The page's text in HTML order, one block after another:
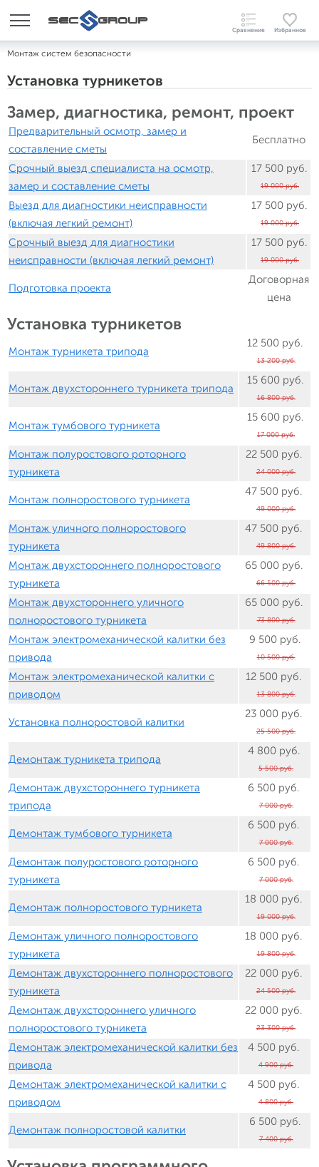
Монтаж систем безопасности
Установка турникетов
Замер, диагностика, ремонт, проект
Предварительный осмотр, замер и
составление сметы
Бесплатно
Срочный выезд специалиста на осмотр,
замер и составление сметы
17 500 руб.
19 000 руб.
Выезд для диагностики неисправности
(включая легкий ремонт)
17 500 руб.
19 000 руб.
Срочный выезд для диагностики
неисправности (включая легкий ремонт)
17 500 руб.
19 000 руб.
Подготовка проекта
Договорная
цена
Установка турникетов
Монтаж турникета трипода
12 500 руб.
13 200 руб.
Монтаж двухстороннего турникета трипода
15 600 руб.
16 800 руб.
Монтаж тумбового турникета
15 600 руб.
17 000 руб.
Монтаж полуростового роторного
турникета
22 500 руб.
24 000 руб.
Монтаж полноростового турникета
47 500 руб.
49 000 руб.
Монтаж уличного полноростового
турникета
47 500 руб.
49 800 руб.
Монтаж двухстороннего полноростового
турникета
65 000 руб.
66 500 руб.
Монтаж двухстороннего уличного
полноростового турникета
65 000 руб.
73 800 руб.
Монтаж электромеханической калитки без
привода
9 500 руб.
10 500 руб.
Монтаж электромеханической калитки с
приводом
12 500 руб.
13 800 руб.
Установка полноростовой калитки
23 000 руб.
25 500 руб.
Демонтаж турникета трипода
4 800 руб.
5 500 руб.
Демонтаж двухстороннего турникета
трипода
6 500 руб.
7 000 руб.
Демонтаж тумбового турникета
6 500 руб.
7 000 руб.
Демонтаж полуростового роторного
турникета
6 500 руб.
7 000 руб.
Демонтаж полноростового турникета
18 000 руб.
19 000 руб.
Демонтаж уличного полноростового
турникета
18 000 руб.
19 800 руб.
Демонтаж двухстороннего полноростового
турникета
22 000 руб.
24 500 руб.
Демонтаж двухстороннего уличного
полноростового турникета
22 000 руб.
23 300 руб.
Демонтаж электромеханической калитки без
привода
4 500 руб.
4 900 руб.
Демонтаж электромеханической калитки с
приводом
4 500 руб.
4 800 руб.
Демонтаж полноростовой калитки
6 500 руб.
7 400 руб.